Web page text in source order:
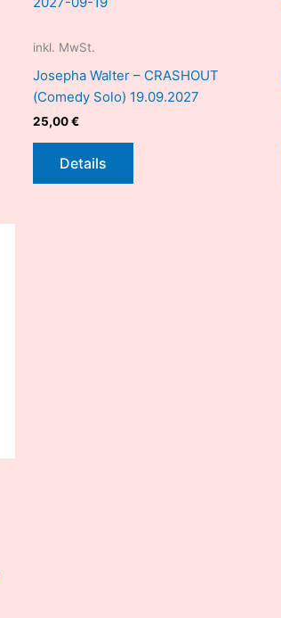
inkl. MwSt.
Josepha Walter – CRASHOUT
(Comedy Solo) 19.09.2027
25,00€
Details